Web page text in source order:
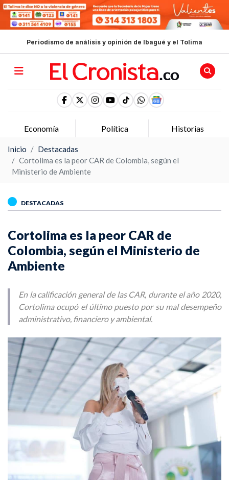
Periodismo de análisis y opinión de Ibagué y el Tolima
Economía Política Historias
Inicio
Destacadas
Cortolima es la peor CAR de Colombia, según el
Ministerio de Ambiente
DESTACADAS
Cortolima es la peor CAR de
Colombia, según el Ministerio de
Ambiente
En la calificación general de las CAR, durante el año 2020,
Cortolima ocupó el último puesto por su mal desempeño
administrativo, financiero y ambiental.